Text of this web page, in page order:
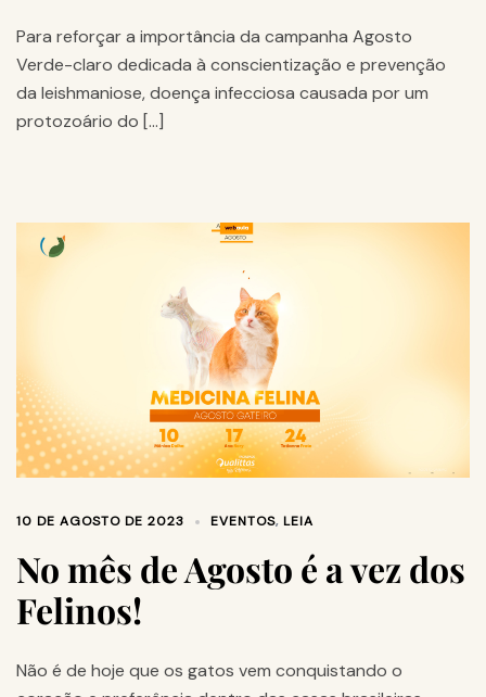
Para reforçar a importância da campanha Agosto
Verde-claro dedicada à conscientização e prevenção
da leishmaniose, doença infecciosa causada por um
protozoário do […]
10 DE AGOSTO DE 2023 EVENTOS, LEIA
No mês de Agosto é a vez dos
Felinos!
Não é de hoje que os gatos vem conquistando o